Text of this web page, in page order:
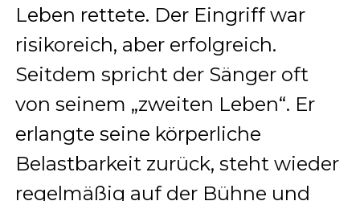
Leben rettete. Der Eingriff war
risikoreich, aber erfolgreich.
Seitdem spricht der Sänger oft
von seinem „zweiten Leben“. Er
erlangte seine körperliche
Belastbarkeit zurück, steht wieder
regelmäßig auf der Bühne und